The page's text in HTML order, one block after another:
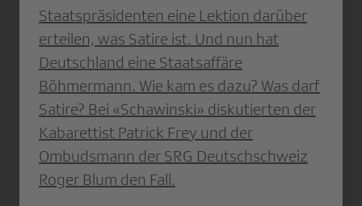
Staatspräsidenten eine Lektion darüber
erteilen, was Satire ist. Und nun hat
Deutschland eine Staatsaffäre
Böhmermann. Wie kam es dazu? Was darf
Satire? Bei «Schawinski» diskutierten der
Kabarettist Patrick Frey und der
Ombudsmann der SRG Deutschschweiz
Roger Blum den Fall.